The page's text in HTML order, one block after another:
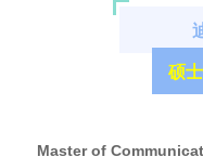
硕
Master of